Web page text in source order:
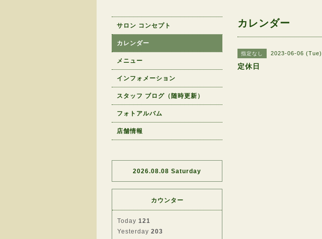
カレンダー
指定なし 2023-06-06 (Tue)
定休日
サロン コンセプト
カレンダー
メニュー
インフォメーション
スタッフ ブログ（随時更新）
フォトアルバム
店舗情報
2026.08.08 Saturday
カウンター
Today 121
Yesterday 203